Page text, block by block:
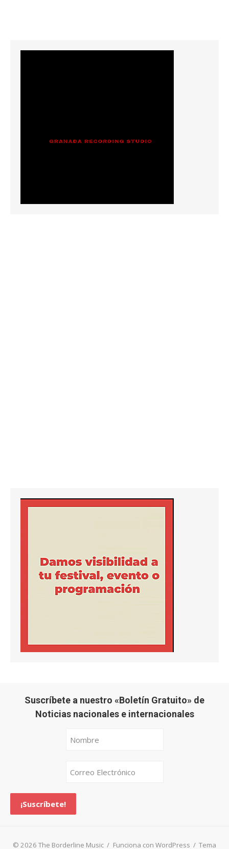
Suscríbete a nuestro «Boletín Gratuito» de
Noticias nacionales e internacionales
© 2026 The Borderline Music / Funciona con WordPress / Tema